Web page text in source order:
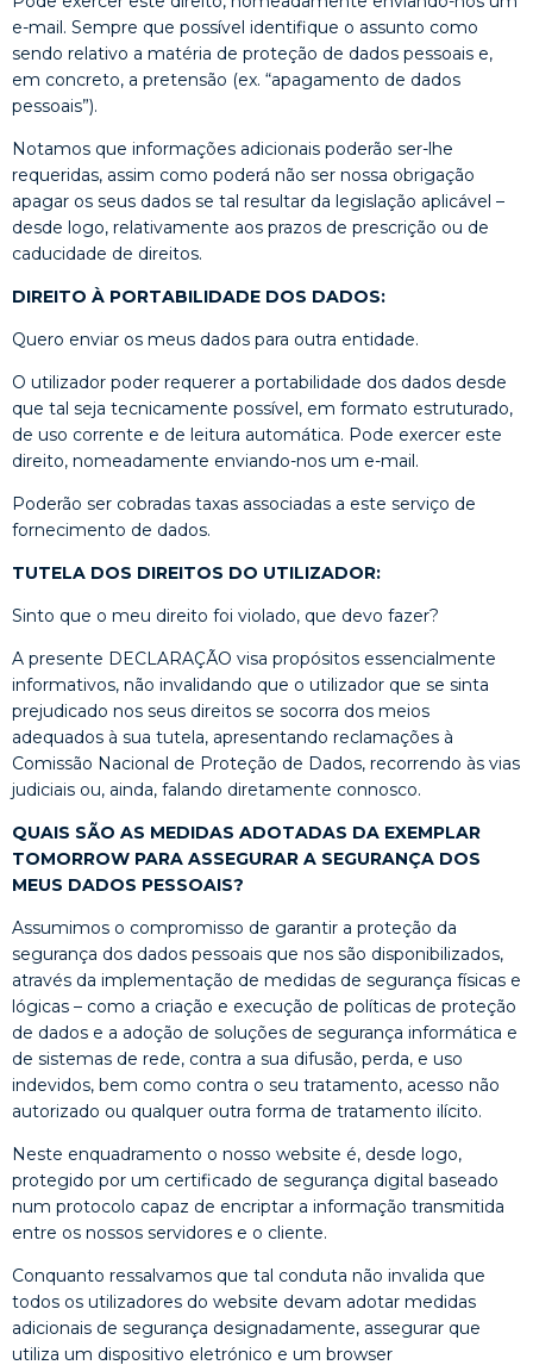
e-mail. Sempre que possível identifique o assunto como
sendo relativo a matéria de proteção de dados pessoais e,
em concreto, a pretensão (ex. “apagamento de dados
pessoais”).
Notamos que informações adicionais poderão ser-lhe
requeridas, assim como poderá não ser nossa obrigação
apagar os seus dados se tal resultar da legislação aplicável –
desde logo, relativamente aos prazos de prescrição ou de
caducidade de direitos.
DIREITO À PORTABILIDADE DOS DADOS:
Quero enviar os meus dados para outra entidade.
O utilizador poder requerer a portabilidade dos dados desde
que tal seja tecnicamente possível, em formato estruturado,
de uso corrente e de leitura automática. Pode exercer este
direito, nomeadamente enviando-nos um e-mail.
Poderão ser cobradas taxas associadas a este serviço de
fornecimento de dados.
TUTELA DOS DIREITOS DO UTILIZADOR:
Sinto que o meu direito foi violado, que devo fazer?
A presente DECLARAÇÃO visa propósitos essencialmente
informativos, não invalidando que o utilizador que se sinta
prejudicado nos seus direitos se socorra dos meios
adequados à sua tutela, apresentando reclamações à
Comissão Nacional de Proteção de Dados, recorrendo às vias
judiciais ou, ainda, falando diretamente connosco.
QUAIS SÃO AS MEDIDAS ADOTADAS DA EXEMPLAR
TOMORROW PARA ASSEGURAR A SEGURANÇA DOS
MEUS DADOS PESSOAIS?
Assumimos o compromisso de garantir a proteção da
segurança dos dados pessoais que nos são disponibilizados,
através da implementação de medidas de segurança físicas e
lógicas – como a criação e execução de políticas de proteção
de dados e a adoção de soluções de segurança informática e
de sistemas de rede, contra a sua difusão, perda, e uso
indevidos, bem como contra o seu tratamento, acesso não
autorizado ou qualquer outra forma de tratamento ilícito.
Neste enquadramento o nosso website é, desde logo,
protegido por um certificado de segurança digital baseado
num protocolo capaz de encriptar a informação transmitida
entre os nossos servidores e o cliente.
Conquanto ressalvamos que tal conduta não invalida que
todos os utilizadores do website devam adotar medidas
adicionais de segurança designadamente, assegurar que
utiliza um dispositivo eletrónico e um browser